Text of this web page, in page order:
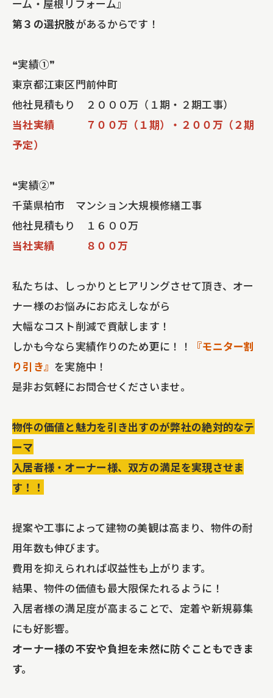
ーム・屋根リフォーム』
第３の選択肢があるからです！
❝実績①❞
東京都江東区門前仲町
他社見積もり ２０００万（１期・２期工事）
当社実績 ７００万（１期）・２００万（２期
予定）
❝実績②❞
千葉県柏市 マンション大規模修繕工事
他社見積もり １６００万
当社実績 ８００万
私たちは、しっかりとヒアリングさせて頂き、オー
ナー様のお悩みにお応えしながら
大幅なコスト削減で貢献します！
しかも今なら実績作りのため更に！！
『モニター割
り引き』 を実施中！
是非お気軽にお問合せくださいませ。
物件の価値と魅力を引き出すのが弊社の絶対的なテ
ーマ
入居者様・オーナー様、双方の満足を実現させま
す！！
提案や工事によって建物の美観は高まり、物件の耐
用年数も伸びます。
費用を抑えられれば収益性も上がります。
結果、物件の価値も最大限保たれるように！
入居者様の満足度が高まることで、定着や新規募集
にも好影響。
オーナー様の不安や負担を未然に防ぐこともできま
す。